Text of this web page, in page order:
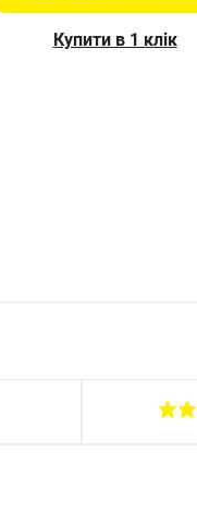
Купити в 1 клік